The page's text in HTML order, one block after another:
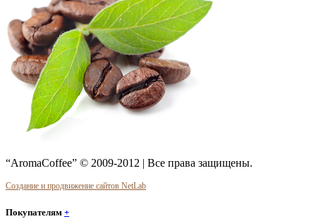
“AromaCoffee” © 2009-2012 | Все права защищены.
Создание и продвижение сайтов NetLab
Покупателям +